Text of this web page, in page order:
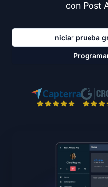
con Post
Iniciar prueba